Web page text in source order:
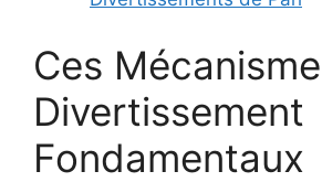
Ces
Divertissement
Fondamentaux